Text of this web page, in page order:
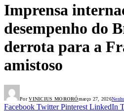
Imprensa
desempenho do
derrota para a
amistoso
Por VINICIUS MORORÓmarço 27, 2026
Facebook Twitter Pinterest LinkedIn